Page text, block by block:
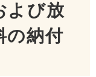
よび放
の納付